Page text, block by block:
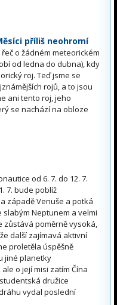
příliš neohromí
o žádném meteorickém
od ledna do dubna), kdy
roj. Teď jsme se
rojů, a to jsou
ani tento roj, jeho
se nachází na obloze
od 6. 7. do 12. 7.
7. bude poblíž
západě Venuše a potká
slabým Neptunem a velmi
zůstává poměrně vysoká,
další zajímavá aktivní
proletěla úspěšně
jiné planetky
o její misi zatím Čína
družice
vydal poslední